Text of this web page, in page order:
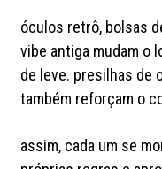
óculos retrô, bolsas
vibe antiga mudam o
de leve. presilhas de
também reforçam o
assim, cada um se